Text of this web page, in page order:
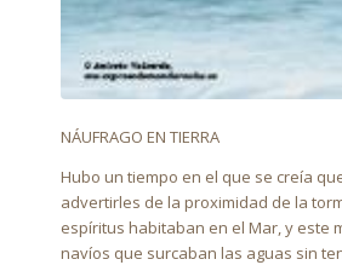
NÁUFRAGO EN TIERRA
Hubo un tiempo en el que se creía
advertirles de la proximidad de la
espíritus habitaban en el Mar, y este
navíos que surcaban las aguas sin